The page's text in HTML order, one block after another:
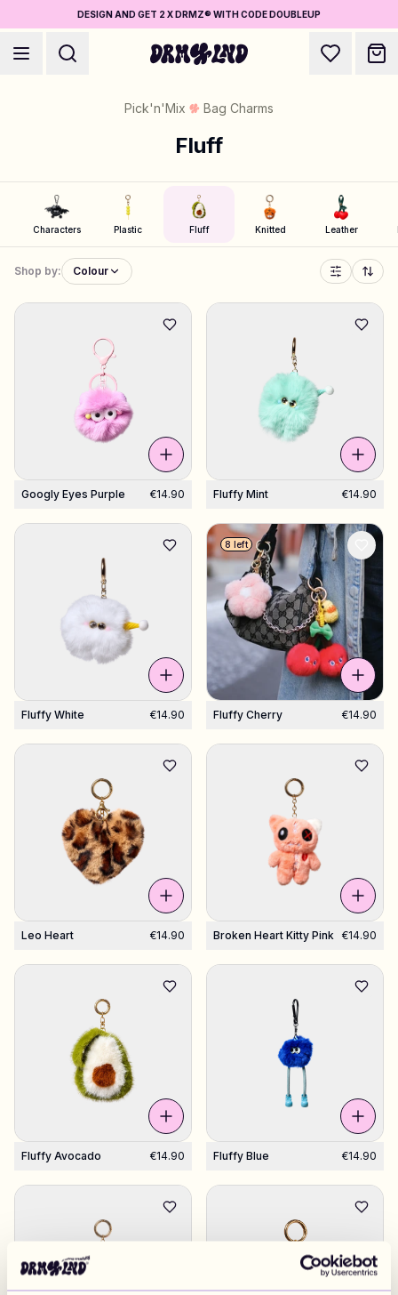
DESIGN AND GET 2 X DRMZ® WITH CODE DOUBLEUP
Accessory Builders
Phone cases, bags, laptops & more
Shop DRMZ®
Jewelry Builders
Necklaces, bracelets, bag chains & more
Shop Charms
Hundreds of pendants. Find your favorites.
More
My designs My orders
Pick'n'Mix Bag Charms
Fluff
Characters Plastic Fluff Knitted Leather
Shop by: Colour
Googly Eyes Purple €14.90 Fluffy Mint €14.90
Fluffy White €14.90 Fluffy Cherry €14.90
8 left
Leo Heart €14.90 Broken Heart Kitty Pink €14.90
Fluffy Avocado €14.90 Fluffy Blue €14.90